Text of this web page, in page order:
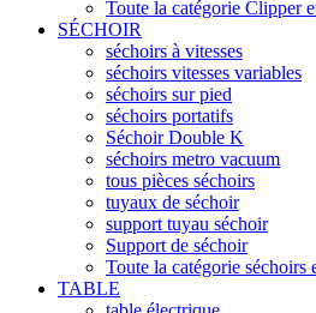
Toute la catégorie Clipper
SÉCHOIR
séchoirs à vitesses
séchoirs vitesses variables
séchoirs sur pied
séchoirs portatifs
Séchoir Double K
séchoirs metro vacuum
tous pièces séchoirs
tuyaux de séchoir
support tuyau séchoir
Support de séchoir
Toute la catégorie séchoirs
TABLE